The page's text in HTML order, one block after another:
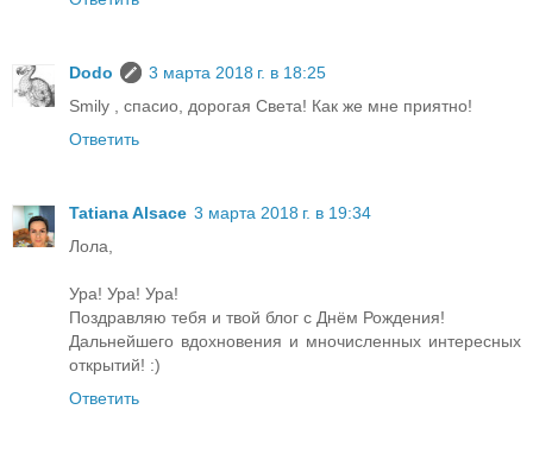
Dodo
3 марта 2018 г. в 18:25
Smily , спасио, дорогая Света! Как же мне приятно!
Ответить
Tatiana Alsace 3 марта 2018 г. в 19:34
Лола,
Ура! Ура! Ура!
Поздравляю тебя и твой блог с Днём Рождения!
Дальнейшего вдохновения и мночисленных интересных
открытий! :)
Ответить